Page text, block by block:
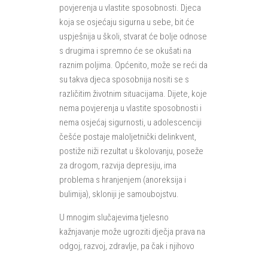
povjerenja u vlastite sposobnosti. Djeca
koja se osjećaju sigurna u sebe, bit će
uspješnija u školi, stvarat će bolje odnose
s drugima i spremno će se okušati na
raznim poljima. Općenito, može se reći da
su takva djeca sposobnija nositi se s
različitim životnim situacijama. Dijete, koje
nema povjerenja u vlastite sposobnosti i
nema osjećaj sigurnosti, u adolescenciji
češće postaje maloljetnički delinkvent,
postiže niži rezultat u školovanju, poseže
za drogom, razvija depresiju, ima
problema s hranjenjem (anoreksija i
bulimija), skloniji je samoubojstvu.
U mnogim slučajevima tjelesno
kažnjavanje može ugroziti dječja prava na
odgoj, razvoj, zdravlje, pa čak i njihovo